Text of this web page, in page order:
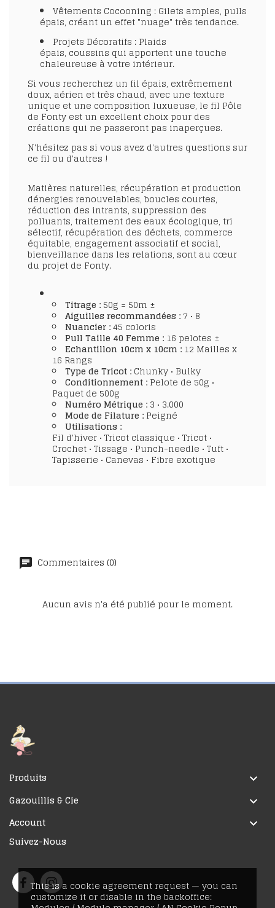
This is a cookie agreement request — you can
customize it or disable in the backoffice:
Vêtements Cocooning : Gilets amples, pulls
épais, créant un effet "nuage" très tendance.
Projets Décoratifs : Plaids
épais, coussins qui apportent une touche
chaleureuse à votre intérieur.
Si vous recherchez un fil épais, extrêmement
doux, aérien et très chaud, avec une texture
unique et une composition luxueuse, le fil Pôle
de Fonty est un excellent choix pour des
créations qui ne passeront pas inaperçues.
N'hésitez pas si vous avez d'autres questions sur
ce fil ou d'autres !
Matières naturelles, récupération et production
dénergies renouvelables, boucles courtes,
réduction des intrants, suppression des
polluants, traitement des eaux écologique, tri
sélectif, récupération des déchets, commerce
équitable, engagement associatif et social,
bienveillance dans les relations, sont au cœur
du projet de Fonty.
Titrage : 50g = 50m ±
Aiguilles recommandées : 7 • 8
Nuancier :45 coloris
Pull Taille 40 Femme : 16 pelotes ±
Echantillon 10cm x 10cm : 12 Mailles x
16 Rangs
Type de Tricot : Chunky • Bulky
Conditionnement : Pelote de 50g •
Paquet de 500g
Numéro Métrique : 3 • 3.000
Mode de Filature : Peigné
Utilisations :
Fil d'hiver • Tricot classique • Tricot •
Crochet • Tissage • Punch-needle • Tuft •
Tapisserie • Canevas • Fibre exotique
Commentaires (0)
Aucun avis n'a été publié pour le moment.
Produits 
Gazouillis & Cie 
Account 
Suivez-Nous